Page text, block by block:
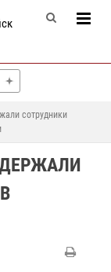
сотрудники